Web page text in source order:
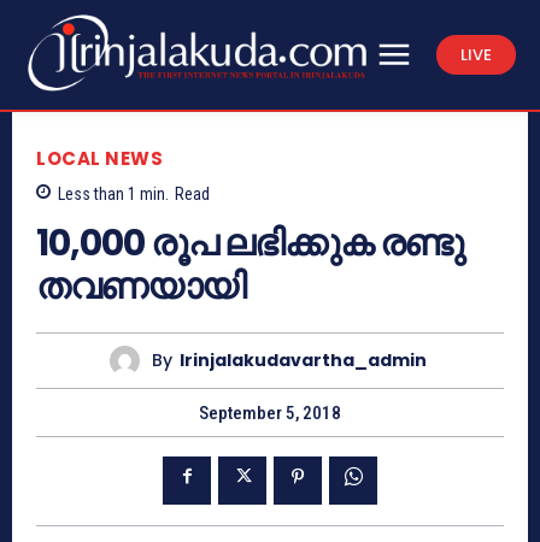
LIVE
LOCAL NEWS
Less than 1 min. Read
10,000 രൂപ ലഭിക്കുക രണ്ടു
തവണയായി
By Irinjalakudavartha_admin
September 5, 2018